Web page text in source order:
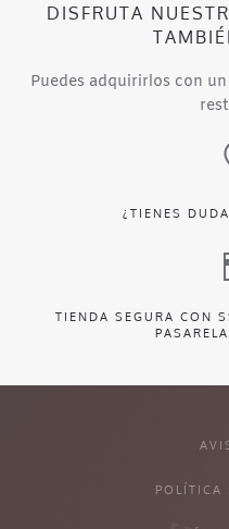
DISFRUTA
Puedes adquirirlos con un
¿TIENES
TIENDA SEGURA CON
POLÍTICA